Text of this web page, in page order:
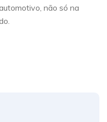
não só na